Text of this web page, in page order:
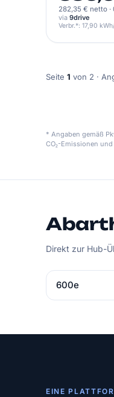
282,35 € netto ·
via 9drive
Verbr.*: 17,90
Seite 1 von 2 ·
* Angaben gemäß
CO₂-Emissionen
Direkt zur Hub-
600e
EINE